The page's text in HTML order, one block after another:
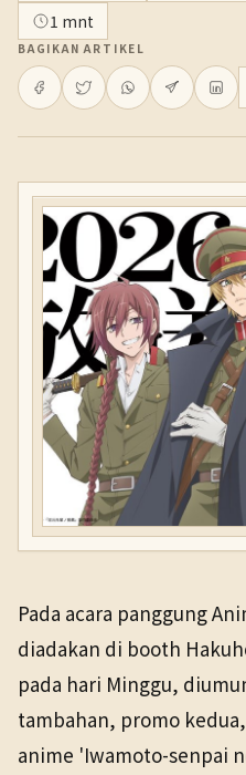
1 mnt
BAGIKAN ARTIKEL
Pada acara panggung
diadakan di booth
pada hari Minggu,
tambahan, promo
anime 'Iwamoto-senpai